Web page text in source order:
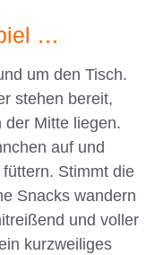
…
um den Tisch.
stehen bereit,
der Mitte liegen.
auf und
Stimmt die
Snacks wandern
und voller
kurzweiliges